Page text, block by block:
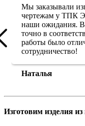
Мы заказывали
чертежам у ТПК
наши ожидания.
точно в
работы было
сотрудничество!
Наталья
Изготовим изделия